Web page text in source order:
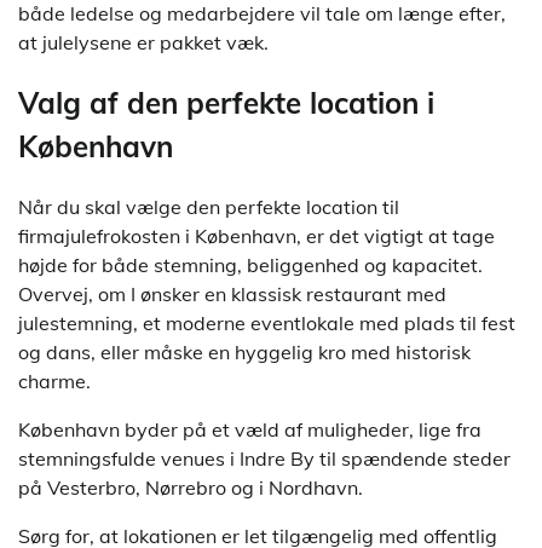
både ledelse og medarbejdere vil tale om længe efter,
at julelysene er pakket væk.
Valg af den perfekte location i
København
Når du skal vælge den perfekte location til
firmajulefrokosten i København, er det vigtigt at tage
højde for både stemning, beliggenhed og kapacitet.
Overvej, om I ønsker en klassisk restaurant med
julestemning, et moderne eventlokale med plads til fest
og dans, eller måske en hyggelig kro med historisk
charme.
København byder på et væld af muligheder, lige fra
stemningsfulde venues i Indre By til spændende steder
på Vesterbro, Nørrebro og i Nordhavn.
Sørg for, at lokationen er let tilgængelig med offentlig